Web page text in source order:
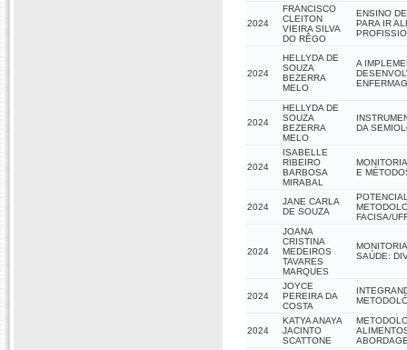
2024
FRANCISCO
CLEITON
VIEIRA SILVA
DO RÊGO
ENSINO
PARA IR
2024
HELLYDA DE
SOUZA
BEZERRA
MELO
A
2024
HELLYDA DE
SOUZA
BEZERRA
MELO
DA
2024
ISABELLE
RIBEIRO
BARBOSA
MIRABAL
E
2024
JANE CARLA
DE SOUZA
FACISA/
2024
JOANA
CRISTINA
MEDEIROS
TAVARES
MARQUES
SAÚDE:
2024
JOYCE
PEREIRA DA
COSTA
2024
KATYA ANAYA
JACINTO
SCATTONE